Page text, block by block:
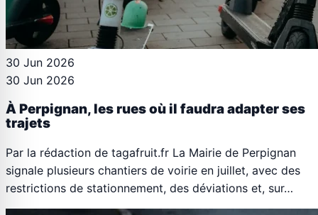
30 Jun 2026
30 Jun 2026
À Perpignan, les rues où il faudra adapter ses
trajets
Par la rédaction de tagafruit.fr La Mairie de Perpignan
signale plusieurs chantiers de voirie en juillet, avec des
restrictions de stationnement, des déviations et, sur…